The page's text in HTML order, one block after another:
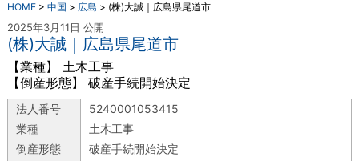
HOME> 中国 > 広島 > (株)大誠｜広島県尾道市
2025年3月11日 公開
(株)大誠｜広島県尾道市
【業種】 土木工事
【倒産形態】 破産手続開始決定
法人番号
5240001053415
業種
土木工事
倒産形態
破産手続開始決定